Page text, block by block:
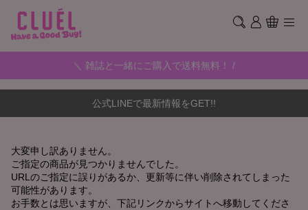
＼ 雑誌と一緒にご購入で送料無料！ /
公式LINEで最新情報をGET!!
大変申し訳ありません。
ご指定の商品が見つかりませんでした。
URLのご指定に誤りがあるか、更新等に伴い削除されてしまった
可能性があります。
お手数とは思いますが、下記リンクからサイトへ移動してくださ